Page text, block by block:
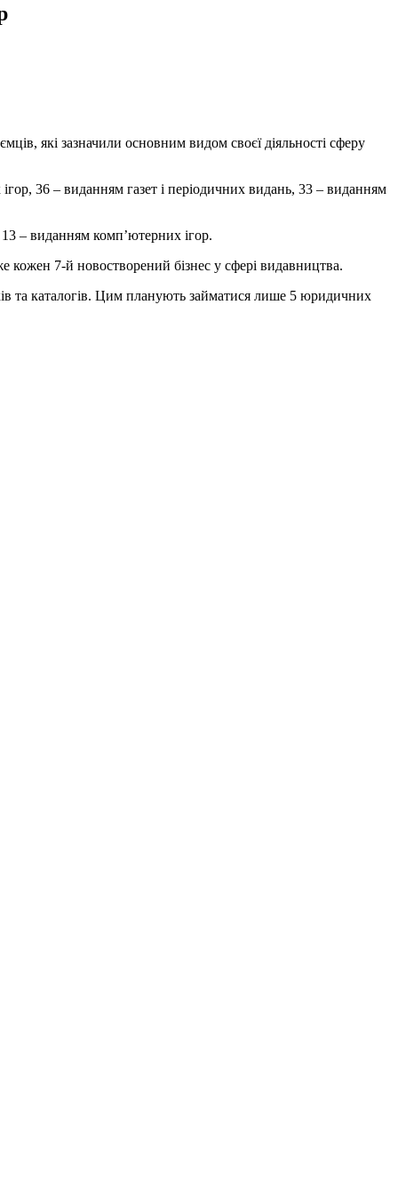
які зазначили основним видом своєї діяльності сферу
36 – виданням газет і періодичних видань, 33 – виданням
– виданням комп’ютерних ігор.
кожен 7-й новостворений бізнес у сфері видавництва.
та каталогів. Цим планують займатися лише 5 юридичних